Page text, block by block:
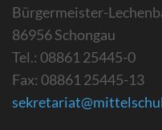
Bürgermeister-
86956 Schongau
Tel.: 08861 25445-0
Fax: 08861 25445-13